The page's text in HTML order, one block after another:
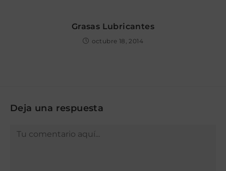
Grasas Lubricantes
octubre 18, 2014
Deja una respuesta
Comentario